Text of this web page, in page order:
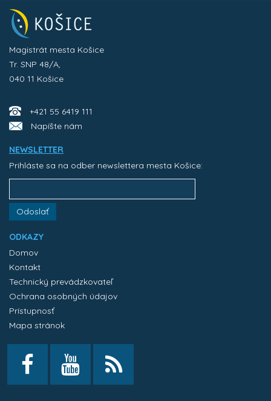
Magistrát mesta Košice
Tr. SNP 48/A,
040 11 Košice
+421 55 6419 111
Napíšte nám
NEWSLETTER
Prihláste sa na odber newslettera mesta Košice:
Odoslať
ODKAZY
Domov
Kontakt
Technický prevádzkovateľ
Ochrana osobných údajov
Prístupnosť
Mapa stránok